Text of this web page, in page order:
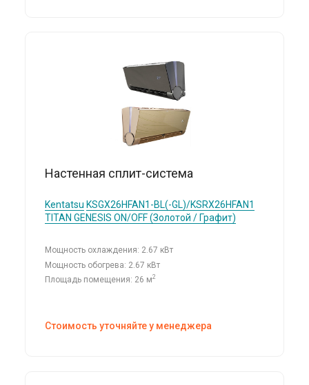
Настенная сплит-система
Kentatsu KSGX26HFAN1-BL(-GL)/KSRX26HFAN1
TITAN GENESIS ON/OFF (Золотой / Графит)
Мощность охлаждения: 2.67 кВт
Мощность обогрева: 2.67 кВт
Площадь помещения: 26 м2
Стоимость уточняйте у менеджера